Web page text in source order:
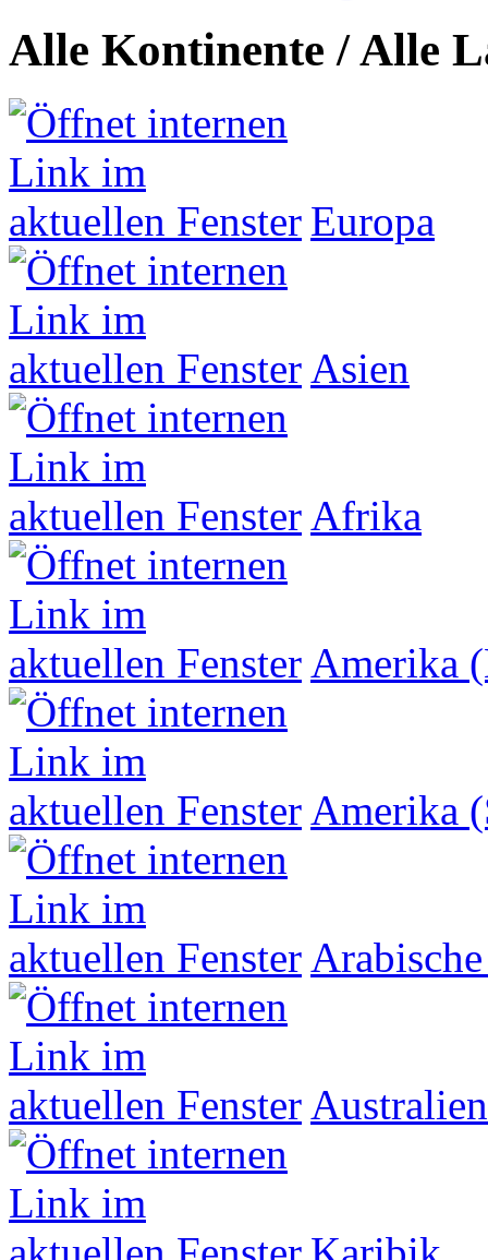
Alle Kontinente / Alle
Europa
Asien
Afrika
Amerika
Amerika
Australien